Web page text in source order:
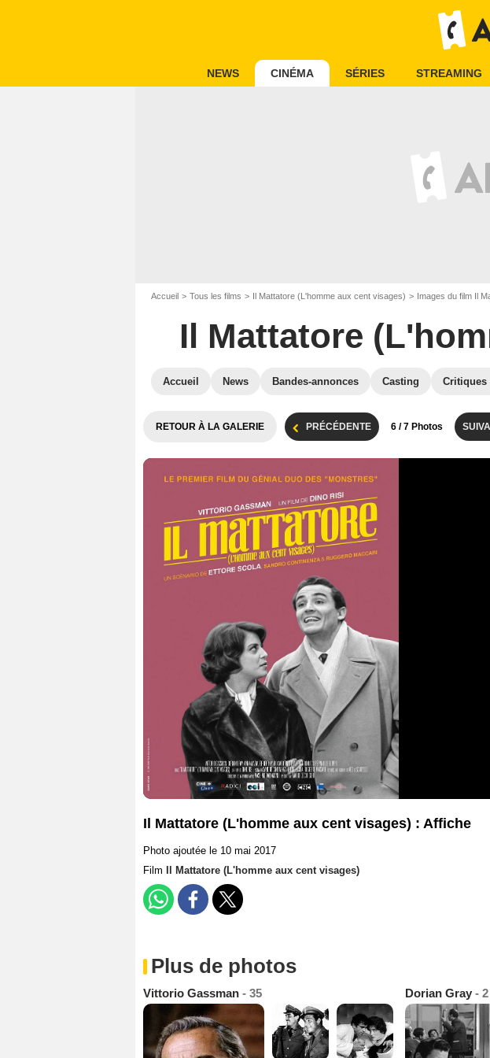
NEWS CINÉMA SÉRIES STREAMING
Accueil Tous les films Il Mattatore (L'homme aux cent visages) Images du film Il
Il Mattatore
Accueil News Bandes-annonces Casting Critiques
RETOUR À LA GALERIE PRÉCÉDENTE 6 / 7 Photos
Il Mattatore (L'homme aux cent visages) : Affiche
Photo ajoutée le 10 mai 2017
Film
Il Mattatore (L'homme aux cent visages)
Plus de photos
Vittorio Gassman - 35 Dorian Gray - 2